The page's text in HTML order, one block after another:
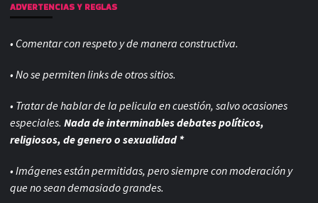
ADVERTENCIAS Y REGLAS
• Comentar con respeto y de manera constructiva.
• No se permiten links de otros sitios.
• Tratar de hablar de la pelicula en cuestión, salvo ocasiones
especiales. Nada de interminables debates políticos,
religiosos, de genero o sexualidad *
• Imágenes están permitidas, pero siempre conmoderación y
que no sean demasiado grandes.